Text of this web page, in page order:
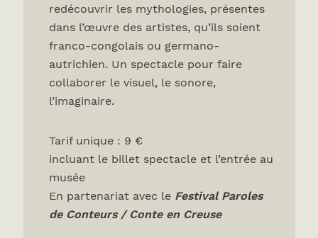
redécouvrir les mythologies, présentes
dans l’œuvre des artistes, qu’ils soient
franco-congolais ou germano-
autrichien. Un spectacle pour faire
collaborer le visuel, le sonore,
l’imaginaire.
Tarif unique : 9 €
incluant le billet spectacle et l’entrée au
musée
En partenariat avec le Festival Paroles
de Conteurs / Conte en Creuse